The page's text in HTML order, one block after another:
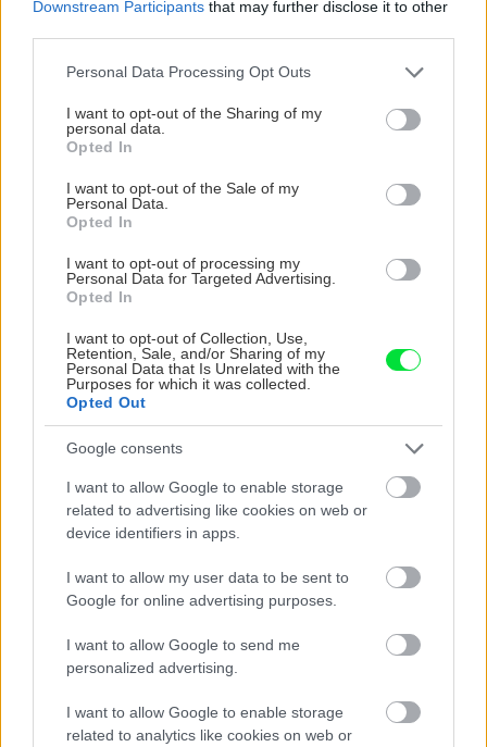
Downstream Participants that may further disclose it to other
Please note that this website/app uses one or more Google
not limited to your visit or usage behaviour. You may click to
grant or deny consent to Google and its third-party tags to
use your data for below specified purposes in below Google
consent section.
Personal Data Processing Opt Outs
I want to opt-out of the Sharing of my
personal data.
Opted In
I want to opt-out of the Sale of my
Personal Data.
Opted In
I want to opt-out of processing my
Personal Data for Targeted Advertising.
Opted In
I want to opt-out of Collection, Use,
Retention, Sale, and/or Sharing of my
Personal Data that Is Unrelated with the
Purposes for which it was collected.
Opted Out
Google consents
I want to allow Google to enable storage
related to advertising like cookies on web or
device identifiers in apps.
I want to allow my user data to be sent to
Google for online advertising purposes.
I want to allow Google to send me
personalized advertising.
I want to allow Google to enable storage
related to analytics like cookies on web or
CHALUPA
Na Morave prerobila
starú chalupu na
nepoznanie: Keď
vojdete dnu, zabudnete,
že nie ste v Toskánsku
S motorovou pílou sa
Slovák sa nebál a v
Čičmanoch si postavil
montovaný domček v
Temné stránky chalúp:
10 najčastejších
vás môžu nepríjemne
prekvapiť
Žena, búracie kladivo a
vôňa dreva: Takáto
1654 sa nevidí každý
deň!